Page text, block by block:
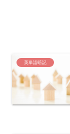
英単語暗記